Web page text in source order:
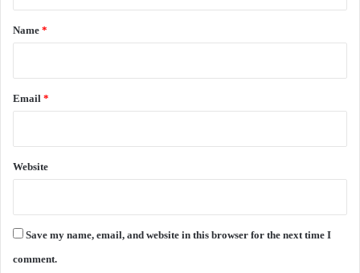
*
Name *
Email *
Website
Save my name, email, and website in this browser for the next time I
comment.